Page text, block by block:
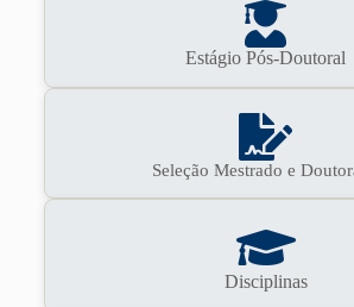
Estágio Pós-Doutoral
Seleção Mestrado e
Disciplinas